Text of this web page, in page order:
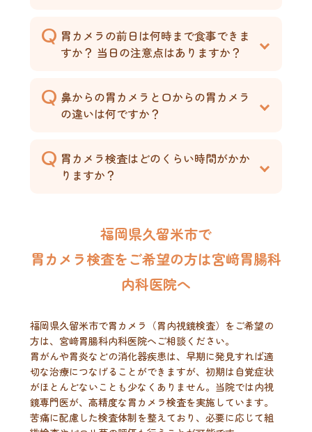
胃カメラの前日は何時まで食事できま
すか？ 当日の注意点はありますか？
鼻からの胃カメラと口からの胃カメラ
の違いは何ですか？
胃カメラ検査はどのくらい時間がかか
りますか？
福岡県久留米市で
胃カメラ検査をご希望の方は宮﨑胃腸科
内科医院へ
福岡県久留米市で胃カメラ（胃内視鏡検査）をご希望の
方は、宮﨑胃腸科内科医院へご相談ください。
胃がんや胃炎などの消化器疾患は、早期に発見すれば適
切な治療につなげることができますが、初期は自覚症状
がほとんどないことも少なくありません。当院では内視
鏡専門医が、高精度な胃カメラ検査を実施しています。
苦痛に配慮した検査体制を整えており、必要に応じて組